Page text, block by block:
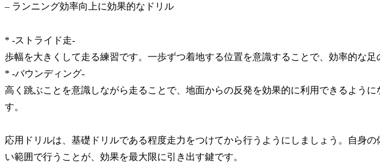
– ランニング効率向上に効果的なドリル
* -ストライド走-
歩幅を大きくして走る練習です。 一歩ずつ着地する位置を意識することで、効率的な足
* -バウンディング-
高く跳ぶことを意識しながら走ることで、地面からの反発を効果的に利用 できるように
す。
応用ドリルは、基礎ドリルである程度走力をつけてから行うようにしましょう。自身
い範囲で行うことが、効果を最大限に引き出す鍵です。